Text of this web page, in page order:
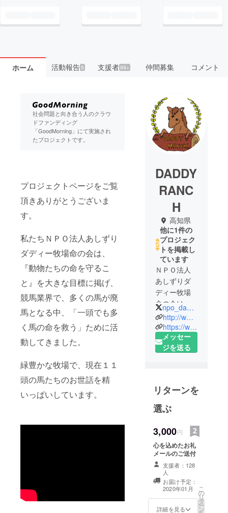
ホーム 活動報告5 支援者99+ 仲間募集 コメント
社会問題と向き合う人のクラウ
ドファンディング
「GoodMorning」にて実施され
たプロジェクトです。
プロジェクトページをご覧
頂きありがとうございま
す。
私たちＮＰＯ法人あしずり
ダディー牧場命の会は、
『動物たちの命を守るこ
と』を大きな目標に掲げ、
競馬業界で、多くの馬が廃
馬となる中、「一頭でも多
く馬の命を救う」ために活
動してきました。
緑豊かな牧場で、現在１１
頭の馬たちのお世話を精
いっぱいしています。
DADDY
RANC
H
高知県
他に1件の
プロジェク
トを掲載し
ています
ＮＰＯ法人
あしずりダ
ディー牧場
命の会は高
知県土佐清
水市にある
牧場
『動物たち
掲げ、馬た
ちが生涯を
全う出来る
よう、馬た
ちの存在を
通じて地域
貢献、未来
を担う子供
たちへの
『命の教
育』を目的
npo_daddyranch
http://www.horsetrust-ashizuri.com
https://www.facebook.com/daddyranch/
メッセー
ジを送る
リターンを
選ぶ
3,000円
心を込めたお礼
メールのご送付
支援者：128
人
お届け予定：
2020年01月
詳細を見る
こ
の
リ
タ
ー
ン